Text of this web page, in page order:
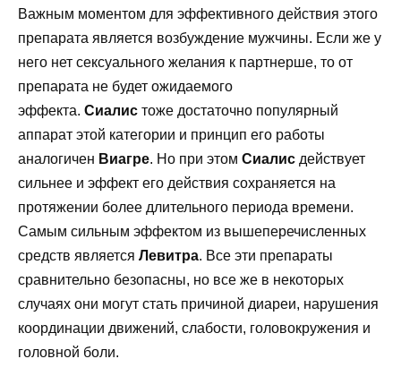
Важным моментом для эффективного действия этого
препарата является возбуждение мужчины. Если же у
него нет сексуального желания к партнерше, то от
препарата не будет ожидаемого
эффекта. Сиалис тоже достаточно популярный
аппарат этой категории и принцип его работы
аналогичен Виагре. Но при этом Сиалис действует
сильнее и эффект его действия сохраняется на
протяжении более длительного периода времени.
Самым сильным эффектом из вышеперечисленных
средств является Левитра. Все эти препараты
сравнительно безопасны, но все же в некоторых
случаях они могут стать причиной диареи, нарушения
координации движений, слабости, головокружения и
головной боли.